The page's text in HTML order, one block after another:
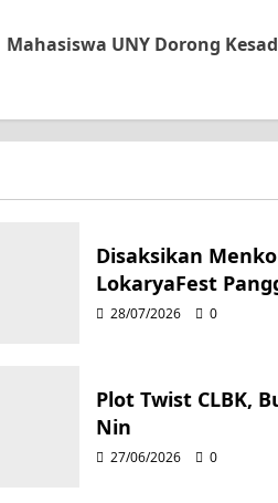
Mahasiswa UNY Dorong
Disaksikan
LokaryaFest
28/07/2026 0
Plot Twist CLBK,
Nin
27/06/2026 0